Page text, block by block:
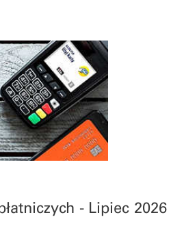
- Lipiec 2026